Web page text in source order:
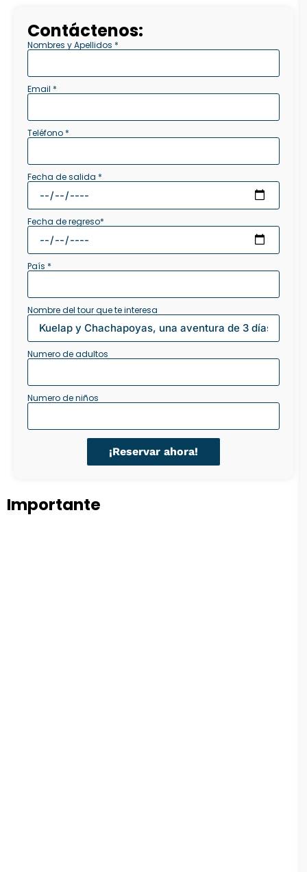
Contáctenos:
Nombres y Apellidos *
Email *
Teléfono *
Fecha de salida *
Fecha de regreso*
País *
Nombre del tour que te interesa
Numero de adultos
Numero de niños
¡Reservar ahora!
Importante